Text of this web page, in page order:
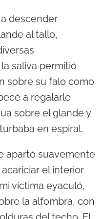
descender
al tallo,
saliva permitió
sobre su falo como
a regalarle
sobre el glande y
en espiral.
apartó suavemente
el interior
víctima eyaculó,
la alfombra, con